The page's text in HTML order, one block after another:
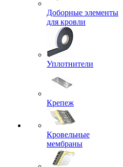
Доборные элементы
для кровли
Уплотнители
Крепеж
Кровельные
мембраны